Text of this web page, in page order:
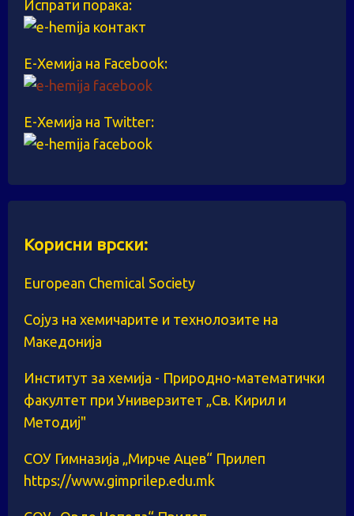
Испрати порака:
Е-Хемија на Facebook:
Е-Хемија на Twitter:
Корисни врски:
European Chemical Society
Сојуз на хемичарите и технолозите на
Македонија
Институт за хемија - Природно-математички
факултет при Универзитет „Св. Кирил и
Методиј"
СОУ Гимназија „Мирче Ацев“ Прилеп
https://www.gimprilep.edu.mk